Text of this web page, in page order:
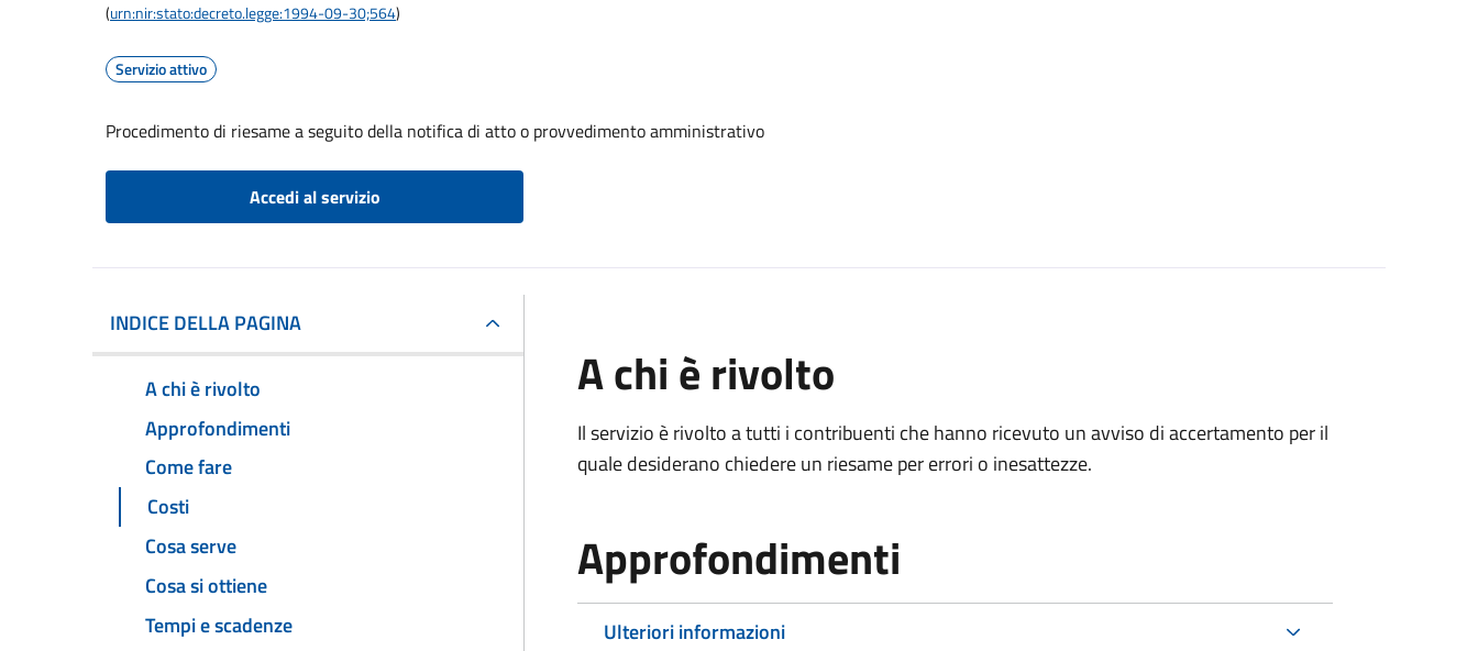
(urn:nir:stato:decreto.legge:1994-09-30;564)
Servizio attivo
Procedimento di riesame a seguito della notifica di atto o provvedimento amministrativo
Accedi al servizio
INDICE DELLA PAGINA
A chi è rivolto
Approfondimenti
Come fare
Costi
Cosa serve
Cosa si ottiene
Tempi e scadenze
A chi è rivolto
Il servizio è rivolto a tutti i contribuenti che hanno ricevuto un avviso di accertamento per il
quale desiderano chiedere un riesame per errori o inesattezze.
Approfondimenti
Ulteriori informazioni